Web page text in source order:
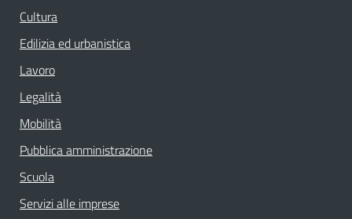
Cultura
Edilizia ed urbanistica
Lavoro
Legalità
Mobilità
Pubblica amministrazione
Scuola
Servizi alle imprese